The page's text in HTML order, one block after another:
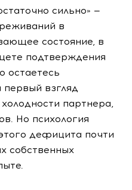
сильно» —
в
состояние, в
подтверждения
остаетесь
взгляд
партнера,
Но психология
дефицита почти
собственных